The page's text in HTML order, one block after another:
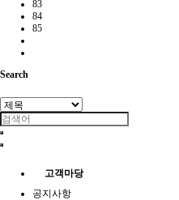
83
84
85
Search
고객마당
공지사항